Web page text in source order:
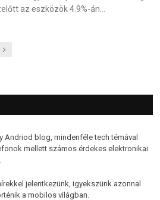
az eszközök 4.9%-án…
Next
Andriod blog, mindenféle tech témával
mellett számos érdekes elektronikai
jelentkezünk, igyekszünk azonnal
a mobilos világban.